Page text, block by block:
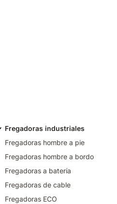
Fregadoras industriales
Fregadoras hombre a pie
Fregadoras hombre a bordo
Fregadoras a batería
Fregadoras de cable
Fregadoras ECO